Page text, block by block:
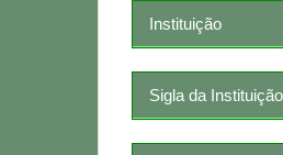
Instituição
Sigla da Instituição